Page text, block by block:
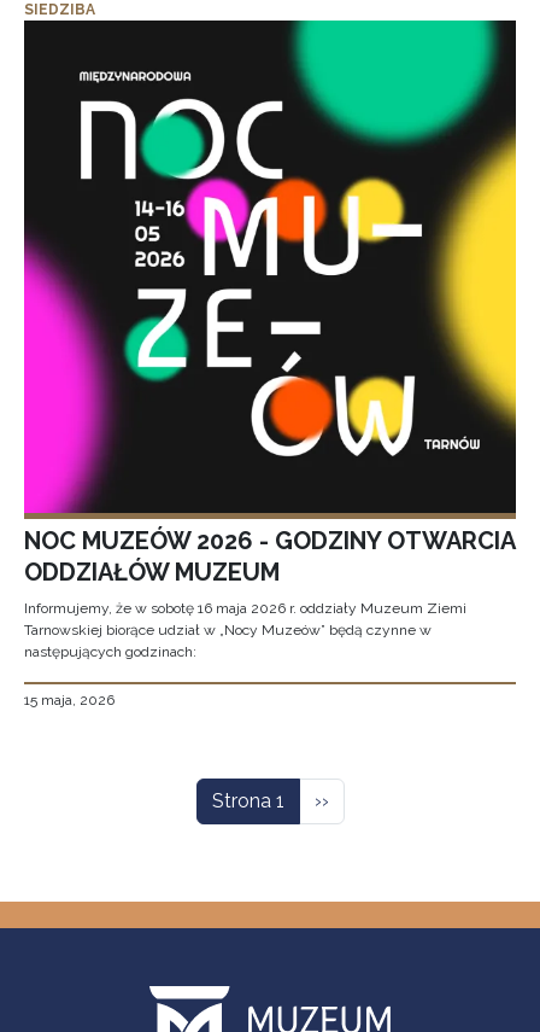
SIEDZIBA
NOC MUZEÓW 2026 - GODZINY OTWARCIA
ODDZIAŁÓW MUZEUM
Informujemy, że w sobotę 16 maja 2026 r. oddziały Muzeum Ziemi
Tarnowskiej biorące udział w „Nocy Muzeów” będą czynne w
następujących godzinach:
15 maja, 2026
Strona 1 Następna strona
››